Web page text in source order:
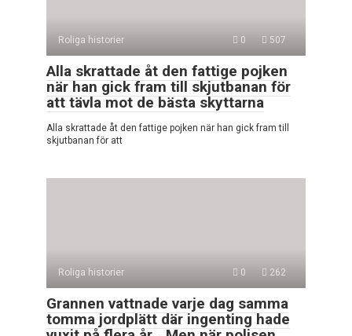
Roliga historier 0 507
Alla skrattade åt den fattige pojken
när han gick fram till skjutbanan för
att tävla mot de bästa skyttarna
Alla skrattade åt den fattige pojken när han gick fram till
skjutbanan för att
Roliga historier 0 262
Grannen vattnade varje dag samma
tomma jordplätt där ingenting hade